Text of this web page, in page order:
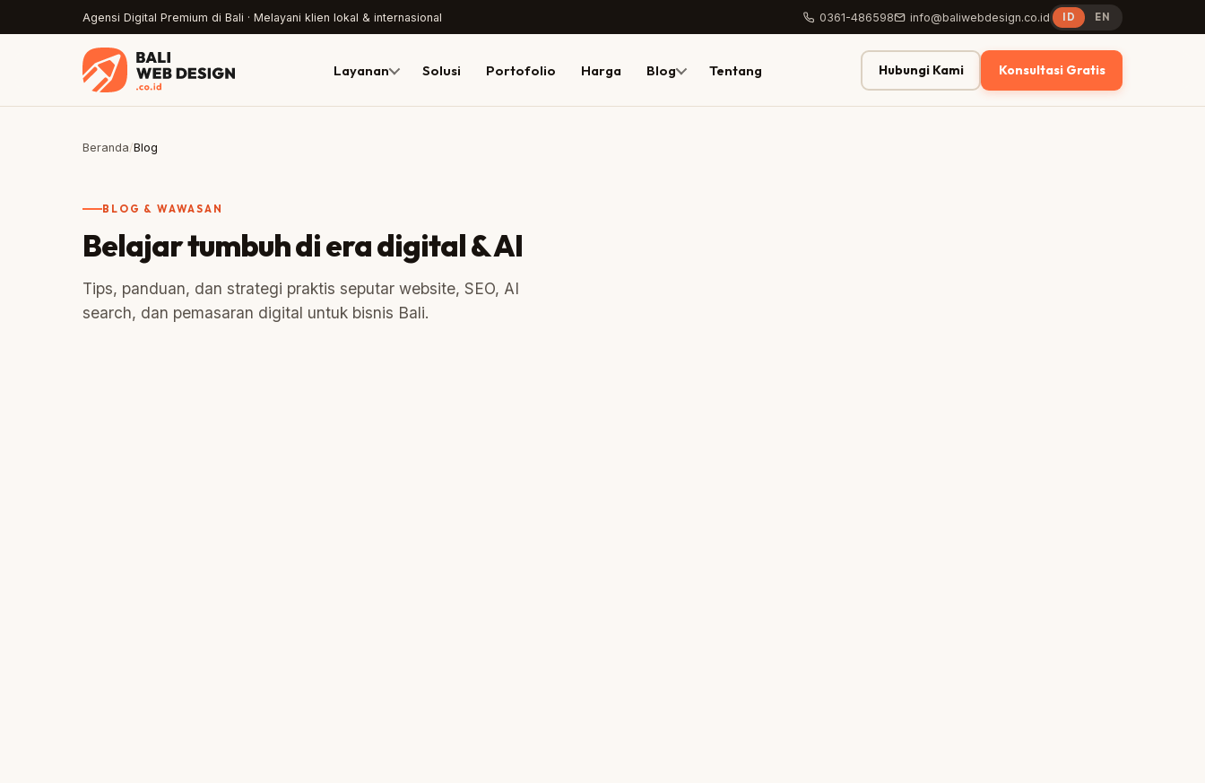
Agensi Digital Premium di Bali · Melayani klien lokal & internasional 0361-486598 info@baliwebdesign.co.id ID EN
Layanan Solusi Portofolio Harga Blog Tentang Hubungi Kami Konsultasi Gratis
Beranda/Blog
BLOG & WAWASAN
Belajar tumbuh di era digital & AI
Tips, panduan, dan strategi praktis seputar website, SEO, AI
search, dan pemasaran digital untuk bisnis Bali.